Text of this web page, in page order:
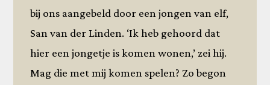
bij ons aangebeld door een jongen van elf,
San van der Linden. ‘Ik heb gehoord dat
hier een jongetje is komen wonen,’ zei hij.
Mag die met mij komen spelen? Zo begon